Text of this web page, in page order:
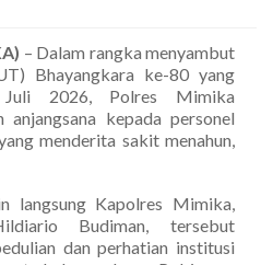
– Dalam rangka menyambut
Bhayangkara ke-80 yang
2026, Polres Mimika
anjangsana kepada personel
menderita sakit menahun,
langsung Kapolres Mimika,
Budiman, tersebut
dan perhatian institusi